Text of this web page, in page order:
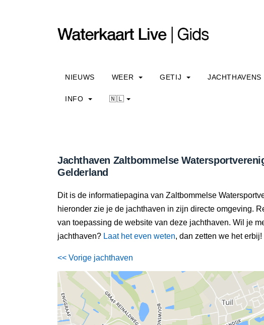
NIEUWS WEER GETIJ JACHTHAVENS
INFO 🇳🇱
Jachthaven Zaltbommelse
Gelderland
Dit is de informatiepagina van Zaltbommelse
hieronder zie je de jachthaven in zijn directe omgeving.
van toepassing de website van deze jachthaven. Wil je
jachthaven? Laat het even weten, dan zetten we het erbij!
<< Vorige jachthaven